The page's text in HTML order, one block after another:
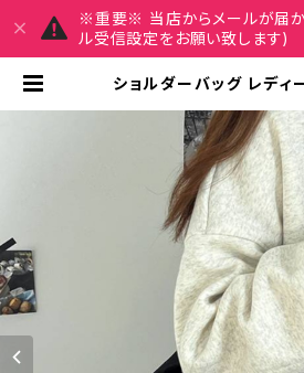
※重要※ 当店からメールが届
ル受信設定をお願い致します)
ショルダーバッグ レディ
ナイロンバッグ 韓国風
学 通勤 マザーズバッグ
ク ホワイト 20代 30代
コーデしやすい K-
E レイルセ 20代,30代
ースファッション